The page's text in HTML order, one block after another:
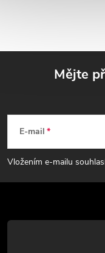
p
a
t
Mějte
E-mail
Vložením e-mailu